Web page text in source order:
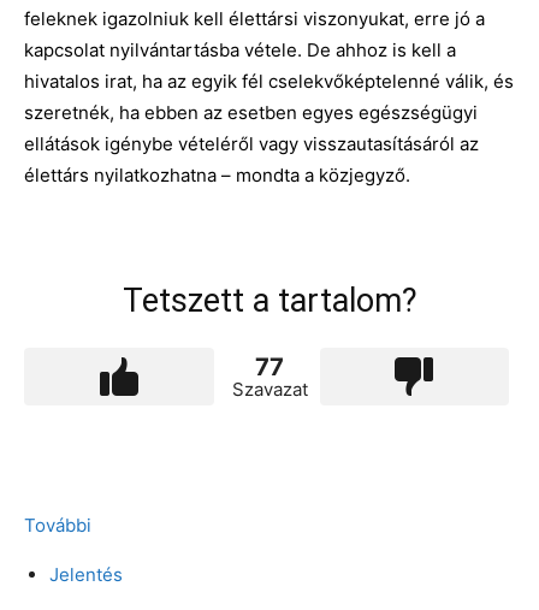
feleknek igazolniuk kell élettársi viszonyukat, erre jó a
kapcsolat nyilvántartásba vétele. De ahhoz is kell a
hivatalos irat, ha az egyik fél cselekvőképtelenné válik, és
szeretnék, ha ebben az esetben egyes egészségügyi
ellátások igénybe vételéről vagy visszautasításáról az
élettárs nyilatkozhatna – mondta a közjegyző.
Tetszett a tartalom?
77
Szavazat
További
Jelentés